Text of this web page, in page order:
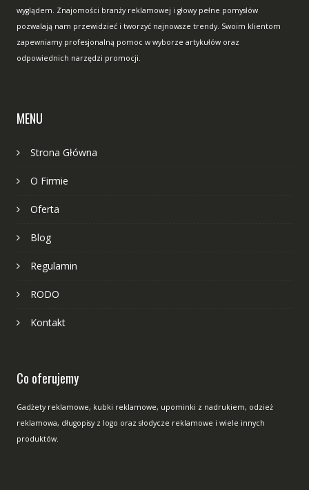
wyglądem. Znajomości branży reklamowej i głowy pełne pomysłów
pozwalają nam przewidzieć i tworzyć najnowsze trendy. Swoim klientom
zapewniamy profesjonalną pomoc w wyborze artykułów oraz
odpowiednich narzędzi promocji.
MENU
Strona Główna
O Firmie
Oferta
Blog
Regulamin
RODO
Kontakt
Co oferujemy
Gadżety reklamowe, kubki reklamowe, upominki z nadrukiem, odzież
reklamowa, długopisy z logo oraz słodycze reklamowe i wiele innych
produktów.